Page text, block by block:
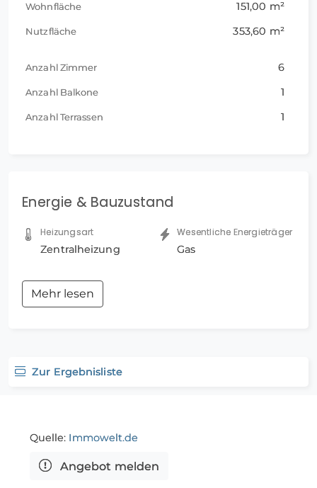
Wohnfläche 151,00 m²
Nutzfläche 353,60 m²
Anzahl Zimmer 6
Anzahl Balkone 1
Anzahl Terrassen 1
Energie & Bauzustand
Heizungsart
Zentralheizung
Wesentliche Energieträger
Gas
Mehr lesen
Zur Ergebnisliste
Quelle: Immowelt.de
Angebot melden